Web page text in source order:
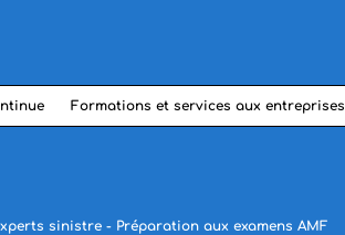
Formations et services aux entreprises
sinistre - Préparation aux examens AMF